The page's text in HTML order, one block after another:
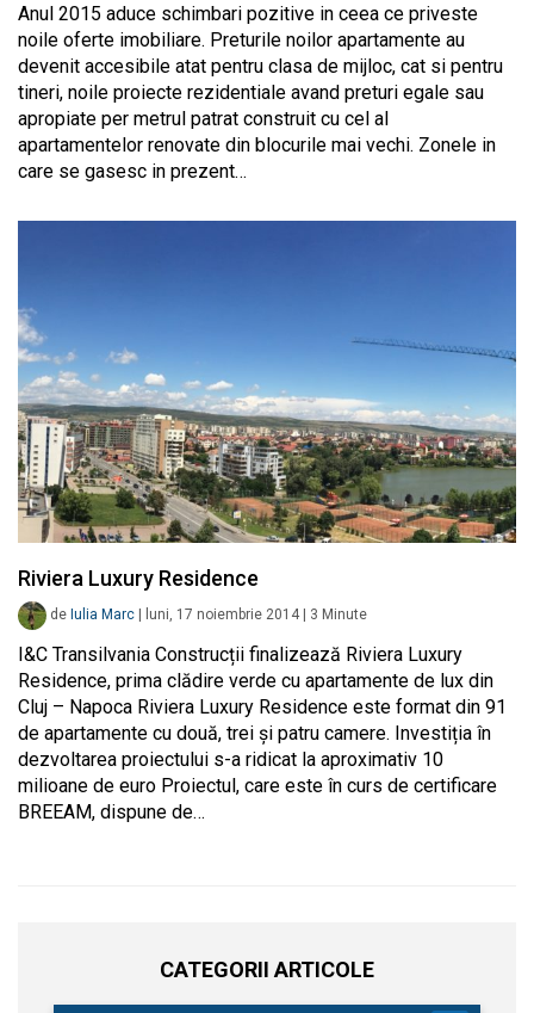
Anul 2015 aduce schimbari pozitive in ceea ce priveste
noile oferte imobiliare. Preturile noilor apartamente au
devenit accesibile atat pentru clasa de mijloc, cat si pentru
tineri, noile proiecte rezidentiale avand preturi egale sau
apropiate per metrul patrat construit cu cel al
apartamentelor renovate din blocurile mai vechi. Zonele in
care se gasesc in prezent…
Riviera Luxury Residence
de Iulia Marc luni, 17 noiembrie 2014 3 Minute
I&C Transilvania Construcții finalizează Riviera Luxury
Residence, prima clădire verde cu apartamente de lux din
Cluj – Napoca Riviera Luxury Residence este format din 91
de apartamente cu două, trei și patru camere. Investiția în
dezvoltarea proiectului s-a ridicat la aproximativ 10
milioane de euro Proiectul, care este în curs de certificare
BREEAM, dispune de…
CATEGORII ARTICOLE